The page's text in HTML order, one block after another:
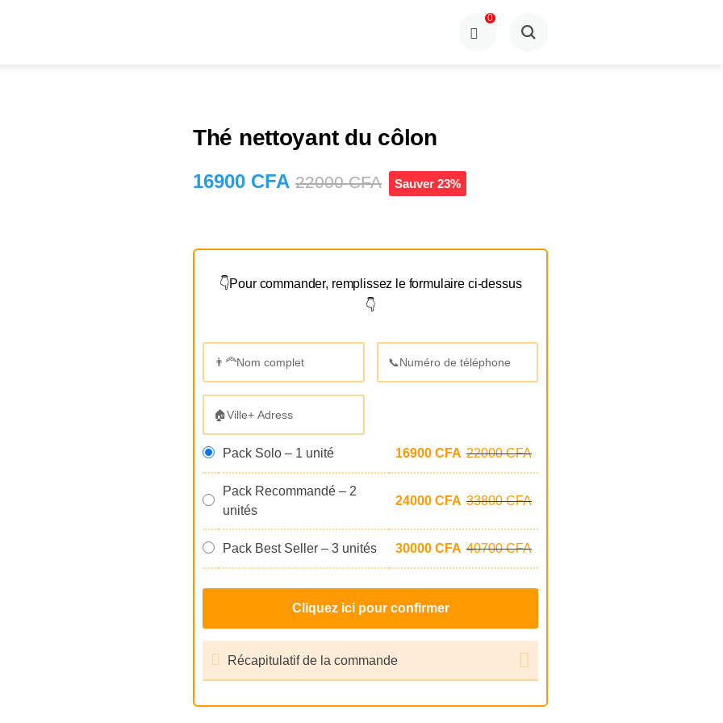
0
Thé nettoyant du côlon
16900 CFA 22000CFA Sauver 23%
👇Pour commander, remplissez le formulaire ci-dessus
👇
Pack Solo – 1 unité 16900 CFA 22000CFA
Pack Recommandé – 2
unités
24000 CFA 33800CFA
Pack Best Seller – 3 unités 30000 CFA 40700CFA
Récapitulatif de la commande